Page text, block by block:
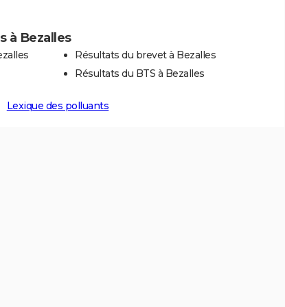
à Bezalles
Résultats du brevet à Bezalles
Résultats du BTS à Bezalles
Lexique des polluants